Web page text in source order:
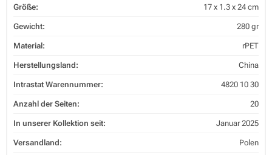
Größe: 17 x 1.3 x 24 cm
Gewicht: 280 gr
Material: rPET
Herstellungsland: China
Intrastat Warennummer: 4820 10 30
Anzahl der Seiten: 20
In unserer Kollektion seit: Januar 2025
Versandland: Polen